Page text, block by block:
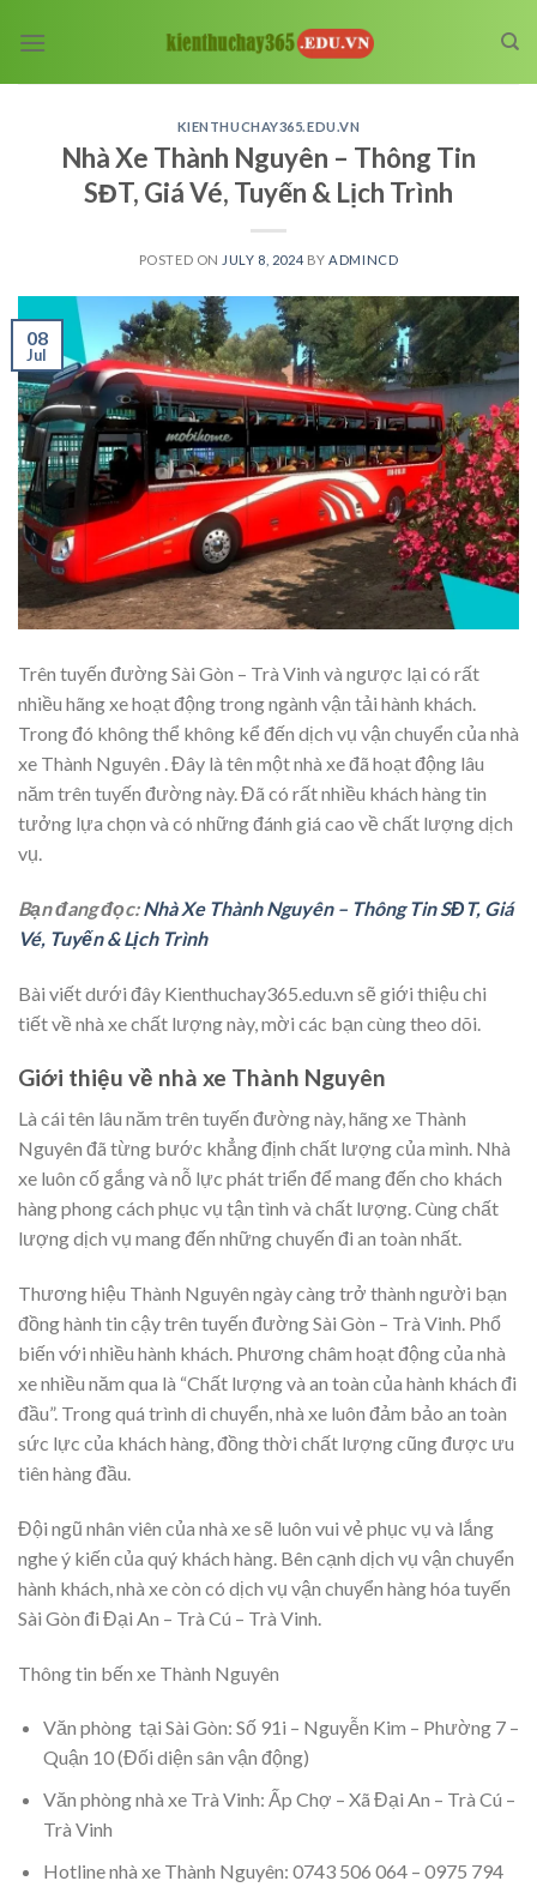
KIENTHUCHAY365.EDU.VN
Nhà Xe Thành Nguyên – Thông Tin
SĐT, Giá Vé, Tuyến & Lịch Trình
POSTED ON JULY 8, 2024 BY ADMINCD
08
Jul
Trên tuyến đường Sài Gòn – Trà Vinh và ngược lại có rất
nhiều hãng xe hoạt động trong ngành vận tải hành khách.
Trong đó không thể không kể đến dịch vụ vận chuyển của nhà
xe Thành Nguyên . Đây là tên một nhà xe đã hoạt động lâu
năm trên tuyến đường này. Đã có rất nhiều khách hàng tin
tưởng lựa chọn và có những đánh giá cao về chất lượng dịch
vụ.
Bạn đang đọc:Nhà Xe Thành Nguyên – Thông Tin SĐT, Giá
Vé, Tuyến & Lịch Trình
Bài viết dưới đây Kienthuchay365.edu.vn sẽ giới thiệu chi
tiết về nhà xe chất lượng này, mời các bạn cùng theo dõi.
Giới thiệu về nhà xe Thành Nguyên
Là cái tên lâu năm trên tuyến đường này, hãng xe Thành
Nguyên đã từng bước khẳng định chất lượng của mình. Nhà
xe luôn cố gắng và nỗ lực phát triển để mang đến cho khách
hàng phong cách phục vụ tận tình và chất lượng. Cùng chất
lượng dịch vụ mang đến những chuyến đi an toàn nhất.
Thương hiệu Thành Nguyên ngày càng trở thành người bạn
đồng hành tin cậy trên tuyến đường Sài Gòn – Trà Vinh. Phổ
biến với nhiều hành khách. Phương châm hoạt động của nhà
xe nhiều năm qua là “Chất lượng và an toàn của hành khách đi
đầu”. Trong quá trình di chuyển, nhà xe luôn đảm bảo an toàn
sức lực của khách hàng, đồng thời chất lượng cũng được ưu
tiên hàng đầu.
Đội ngũ nhân viên của nhà xe sẽ luôn vui vẻ phục vụ và lắng
nghe ý kiến của quý khách hàng. Bên cạnh dịch vụ vận chuyển
hành khách, nhà xe còn có dịch vụ vận chuyển hàng hóa tuyến
Sài Gòn đi Đại An – Trà Cú – Trà Vinh.
Thông tin bến xe Thành Nguyên
Văn phòng tại Sài Gòn: Số 91i – Nguyễn Kim – Phường 7 –
Quận 10 (Đối diện sân vận động)
Văn phòng nhà xe Trà Vinh: Ấp Chợ – Xã Đại An – Trà Cú –
Trà Vinh
Hotline nhà xe Thành Nguyên: 0743 506 064 – 0975 794